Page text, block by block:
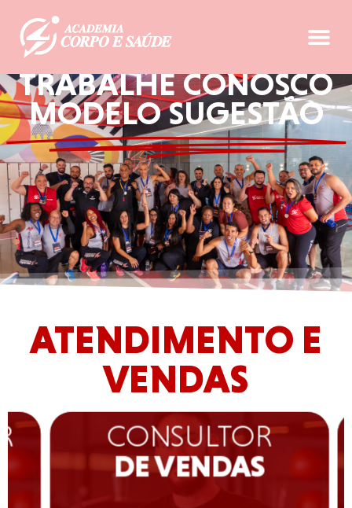
TRABALHE CONOSCO
MODELO SUGESTÃO
ATENDIMENTO E
VENDAS
CONSULTOR
DE VENDAS